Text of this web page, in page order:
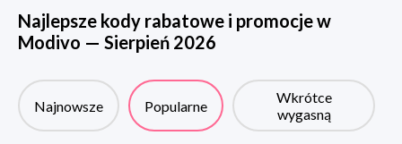
Najlepsze kody rabatowe i promocje w
Modivo — Sierpień 2026
Najnowsze Popularne
Wkrótce
wygasną